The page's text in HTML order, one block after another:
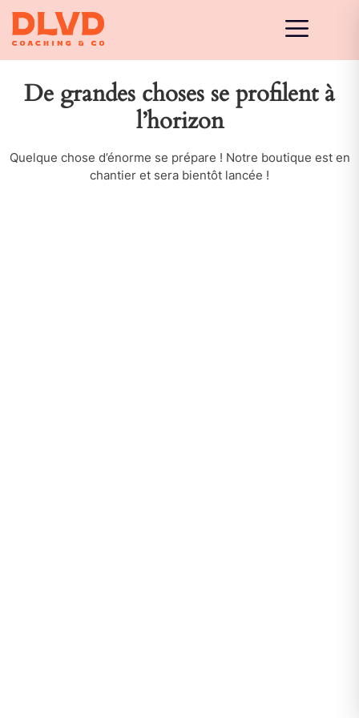
De grandes choses se profilent à
l’horizon
Quelque chose d’énorme se prépare ! Notre boutique est en
chantier et sera bientôt lancée !